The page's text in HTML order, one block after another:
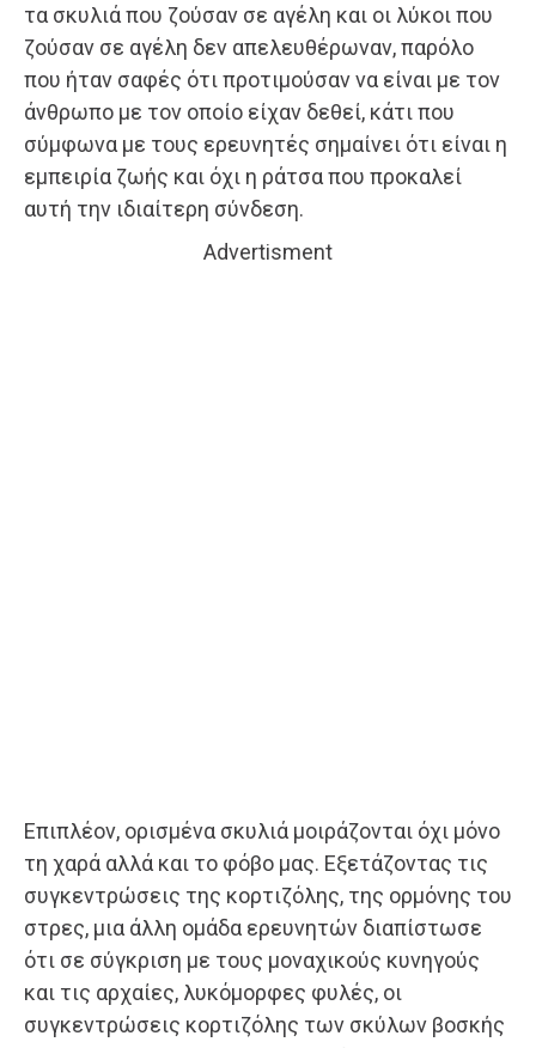
τα σκυλιά που ζούσαν σε αγέλη και οι λύκοι που
ζούσαν σε αγέλη δεν απελευθέρωναν, παρόλο
που ήταν σαφές ότι προτιμούσαν να είναι με τον
άνθρωπο με τον οποίο είχαν δεθεί, κάτι που
σύμφωνα με τους ερευνητές σημαίνει ότι είναι η
εμπειρία ζωής και όχι η ράτσα που προκαλεί
αυτή την ιδιαίτερη σύνδεση.
Advertisment
Επιπλέον, ορισμένα σκυλιά μοιράζονται όχι μόνο
τη χαρά αλλά και το φόβο μας. Εξετάζοντας τις
συγκεντρώσεις της κορτιζόλης, της ορμόνης του
στρες, μια άλλη ομάδα ερευνητών διαπίστωσε
ότι σε σύγκριση με τους μοναχικούς κυνηγούς
και τις αρχαίες, λυκόμορφες φυλές, οι
συγκεντρώσεις κορτιζόλης των σκύλων βοσκής